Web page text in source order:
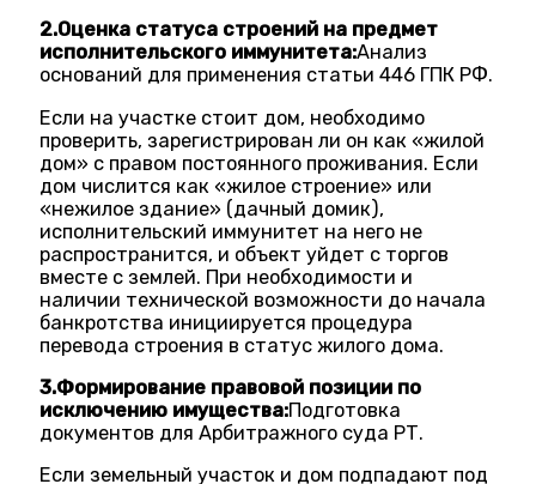
2.Оценка статуса строений на предмет
исполнительского иммунитета:Анализ
оснований для применения статьи 446 ГПК РФ.
Если на участке стоит дом, необходимо
проверить, зарегистрирован ли он как «жилой
дом» с правом постоянного проживания. Если
дом числится как «жилое строение» или
«нежилое здание» (дачный домик),
исполнительский иммунитет на него не
распространится, и объект уйдет с торгов
вместе с землей. При необходимости и
наличии технической возможности до начала
банкротства инициируется процедура
перевода строения в статус жилого дома.
3.Формирование правовой позиции по
исключению имущества:Подготовка
документов для Арбитражного суда РТ.
Если земельный участок и дом подпадают под